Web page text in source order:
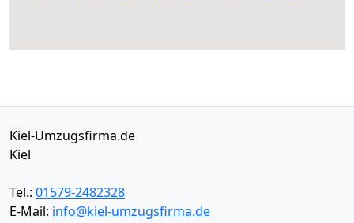
Kiel-Umzugsfirma.de
Kiel
Tel.: 01579-2482328
E-Mail: info@kiel-umzugsfirma.de